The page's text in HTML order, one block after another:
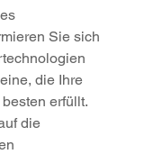
Sie sich
die Ihre
erfüllt.
die